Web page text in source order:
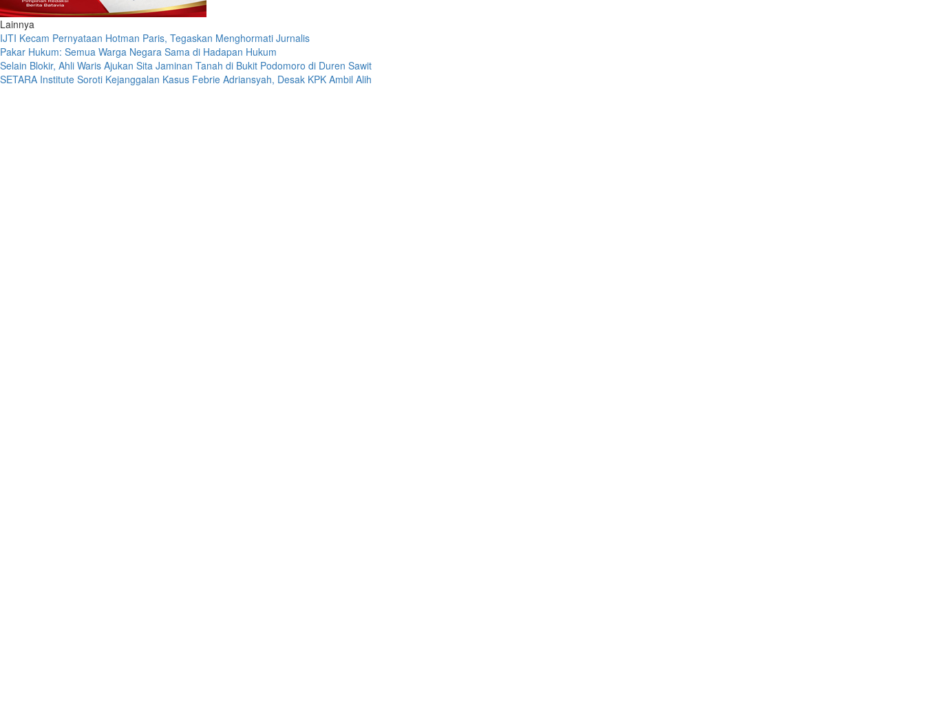
Lainnya
IJTI Kecam Pernyataan Hotman Paris, Tegaskan Menghormati Jurnalis
Pakar Hukum: Semua Warga Negara Sama di Hadapan Hukum
Selain Blokir, Ahli Waris Ajukan Sita Jaminan Tanah di Bukit Podomoro di Duren Sawit
SETARA Institute Soroti Kejanggalan Kasus Febrie Adriansyah, Desak KPK Ambil Alih